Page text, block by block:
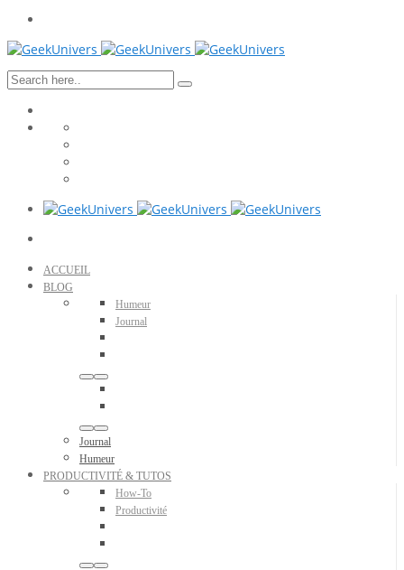
ACCUEIL
BLOG
Humeur
Journal
Journal
Humeur
PRODUCTIVITÉ & TUTOS
How-To
Productivité